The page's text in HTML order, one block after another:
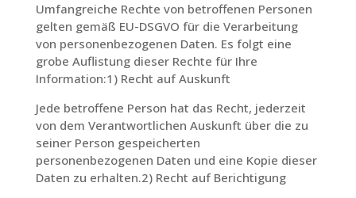
Umfangreiche Rechte von betroffenen Personen
gelten gemäß EU-DSGVO für die Verarbeitung
von personenbezogenen Daten. Es folgt eine
grobe Auflistung dieser Rechte für Ihre
Information:1) Recht auf Auskunft
Jede betroffene Person hat das Recht, jederzeit
von dem Verantwortlichen Auskunft über die zu
seiner Person gespeicherten
personenbezogenen Daten und eine Kopie dieser
Daten zu erhalten.2) Recht auf Berichtigung